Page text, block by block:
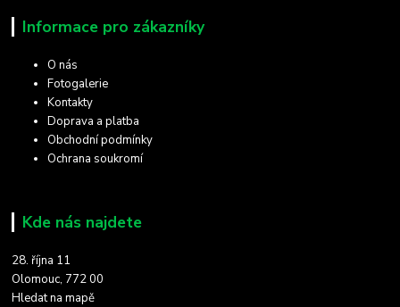
Informace pro zákazníky
O nás
Fotogalerie
Kontakty
Doprava a platba
Obchodní podmínky
Ochrana soukromí
Kde nás najdete
28. října 11
Olomouc, 772 00
Hledat na mapě